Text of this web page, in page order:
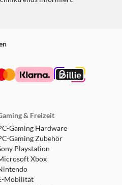
& Freizeit
Gaming Hardware
Gaming Zubehör
Playstation
Xbox
Mobilität